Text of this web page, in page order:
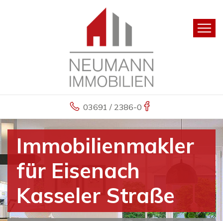
03691 / 2386-0
Immobilienmakler
für Eisenach
Kasseler Straße